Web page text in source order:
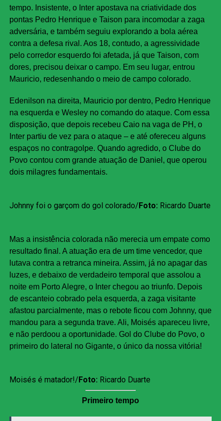
tempo. Insistente, o Inter apostava na criatividade dos
pontas Pedro Henrique e Taison para incomodar a zaga
adversária, e também seguiu explorando a bola aérea
contra a defesa rival. Aos 18, contudo, a agressividade
pelo corredor esquerdo foi afetada, já que Taison, com
dores, precisou deixar o campo. Em seu lugar, entrou
Mauricio, redesenhando o meio de campo colorado.
Edenilson na direita, Mauricio por dentro, Pedro Henrique
na esquerda e Wesley no comando do ataque. Com essa
disposição, que depois recebeu Caio na vaga de PH, o
Inter partiu de vez para o ataque – e até ofereceu alguns
espaços no contragolpe. Quando agredido, o Clube do
Povo contou com grande atuação de Daniel, que operou
dois milagres fundamentais.
Johnny foi o garçom do gol colorado/ Foto: Ricardo Duarte
Mas a insistência colorada não merecia um empate como
resultado final. A atuação era de um time vencedor, que
lutava contra a retranca mineira. Assim, já no apagar das
luzes, e debaixo de verdadeiro temporal que assolou a
noite em Porto Alegre, o Inter chegou ao triunfo. Depois
de escanteio cobrado pela esquerda, a zaga visitante
afastou parcialmente, mas o rebote ficou com Johnny, que
mandou para a segunda trave. Ali, Moisés apareceu livre,
e não perdoou a oportunidade. Gol do Clube do Povo, o
primeiro do lateral no Gigante, o único da nossa vitória!
Moisés é matador!/ Foto: Ricardo Duarte
Primeiro tempo